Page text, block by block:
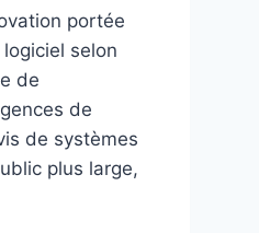
portée
selon
de
de
de systèmes
plus large,